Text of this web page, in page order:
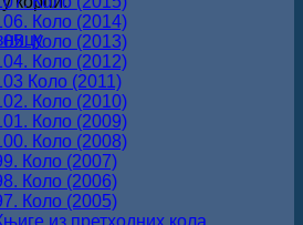
Коло (2014)
Коло (2013)
Коло (2012)
Коло (2011)
Коло (2010)
Коло (2009)
Коло (2008)
Коло (2007)
Коло (2006)
Коло (2005)
из претходних кола